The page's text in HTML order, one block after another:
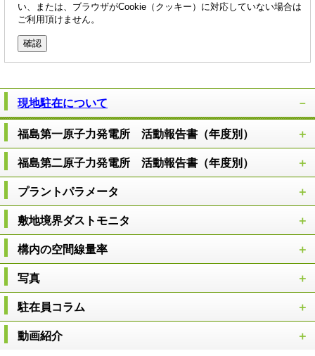
い、または、ブラウザがCookie（クッキー）に対応していない場合は
ご利用頂けません。
現地駐在について
福島第一原子力発電所 活動報告書（年度別）
福島第二原子力発電所 活動報告書（年度別）
プラントパラメータ
敷地境界ダストモニタ
構内の空間線量率
写真
駐在員コラム
動画紹介